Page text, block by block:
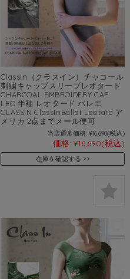
ClassIn（クラスイン）チャコール
刺繍キャップスリーブレオタード
CHARCOAL EMBROIDERY CAP
LEO 半袖 レオタード バレエ
CLASSIN ClassInBallet Leotard ア
メリカ 2点までメール便可
当店通常価格: ¥16,690(税込)
価格: ¥16,690(税込)
在庫を確認する